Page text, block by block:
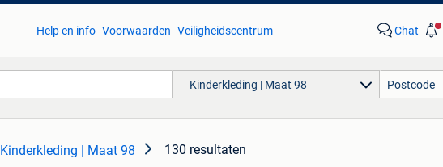
Help en info Voorwaarden Veiligheidscentrum Chat
Kinderkleding | Maat 98
Kinderkleding | Maat 98 130 resultaten